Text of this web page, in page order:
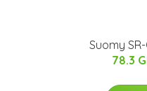
Suomy
78.3